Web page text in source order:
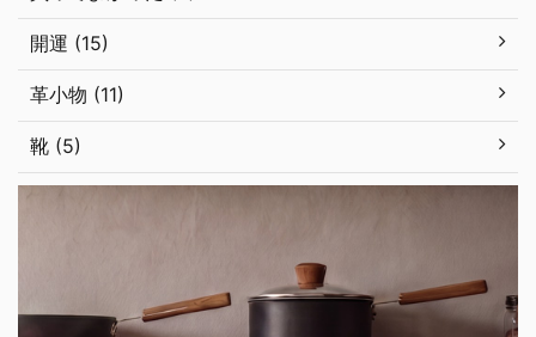
開運 (15)
革小物 (11)
靴 (5)